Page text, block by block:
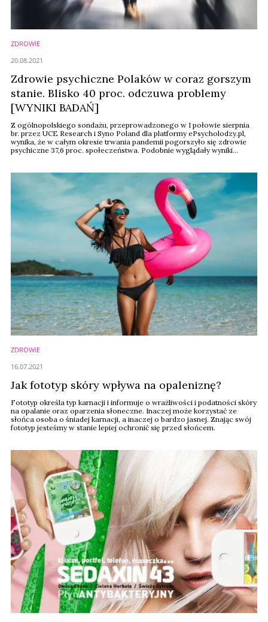
ZDROWIE
Zdrowie psychiczne Polaków w coraz gorszym
stanie. Blisko 40 proc. odczuwa problemy
[WYNIKI BADAŃ]
Z ogólnopolskiego sondażu, przeprowadzonego w I połowie sierpnia
br. przez UCE Research i Syno Poland dla platformy ePsycholodzy.pl,
wynika, że w całym okresie trwania pandemii pogorszyło się zdrowie
psychiczne 37,6 proc. społeczeństwa. Podobnie wyglądały wyniki
przed pandemią. Jednak ci, którym one ...
20.08.2021
ZDROWIE
Jak fototyp skóry wpływa na opaleniznę?
Fototyp określa typ karnacji i informuje o wrażliwości i podatności skóry
na opalanie oraz oparzenia słoneczne. Inaczej może korzystać ze
słońca osoba o śniadej karnacji, a inaczej o bardzo jasnej. Znając swój
fototyp jesteśmy w stanie lepiej ochronić się przed słońcem.
16.07.2021